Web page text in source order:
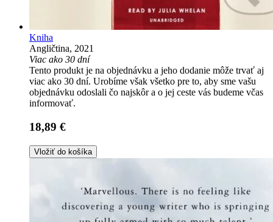
Kniha
Angličtina, 2021
Viac ako 30 dní
Tento produkt je na objednávku a jeho dodanie môže trvať aj
viac ako 30 dní. Urobíme však všetko pre to, aby sme vašu
objednávku odoslali čo najskôr a o jej ceste vás budeme včas
informovať.
18,89 €
Vložiť do košíka